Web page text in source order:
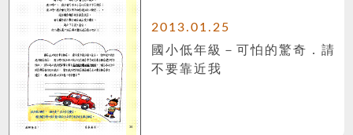
2013.01.25
國小低年級－可怕的驚奇．請
不要靠近我